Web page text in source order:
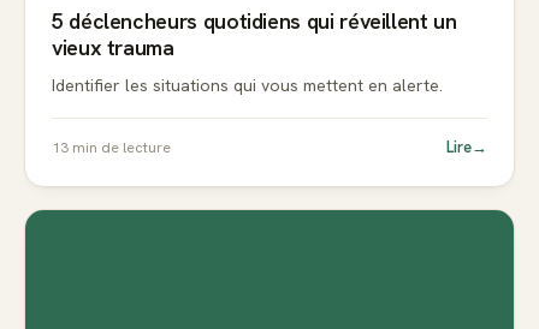
5 déclencheurs quotidiens qui réveillent un
vieux trauma
Identifier les situations qui vous mettent en alerte.
13 min de lecture Lire→